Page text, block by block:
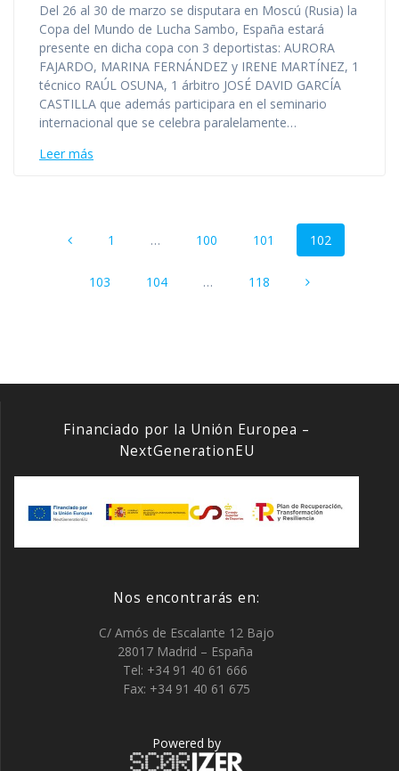
Del 26 al 30 de marzo se disputara en Moscú (Rusia) la
Copa del Mundo de Lucha Sambo, España estará
presente en dicha copa con 3 deportistas: AURORA
FAJARDO, MARINA FERNÁNDEZ y IRENE MARTÍNEZ, 1
técnico RAÚL OSUNA, 1 árbitro JOSÉ DAVID GARCÍA
CASTILLA que además participara en el seminario
internacional que se celebra paralelamente…
Leer más
entradas
Página
1 … Página
100 Página
101 Página
102
Página
103 Página
104 … Página
118
Financiado por la Unión Europea –
NextGenerationEU
Nos encontrarás en:
C/ Amós de Escalante 12 Bajo
28017 Madrid – España
Tel: +34 91 40 61 666
Fax: +34 91 40 61 675
Powered by